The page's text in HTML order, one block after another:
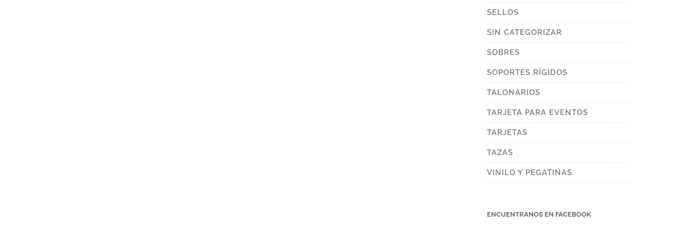
chosen
on
the
product
page
SELLOS
SIN CATEGORIZAR
SOBRES
SOPORTES RÍGIDOS
TALONARIOS
TARJETA PARA EVENTOS
TARJETAS
TAZAS
VINILO Y PEGATINAS
ENCUENTRANOS EN FACEBOOK